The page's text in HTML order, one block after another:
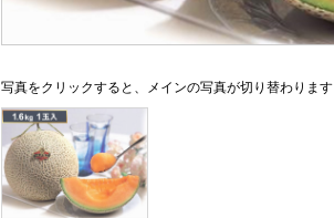
写真をクリックすると、メインの写真が切り替わりま